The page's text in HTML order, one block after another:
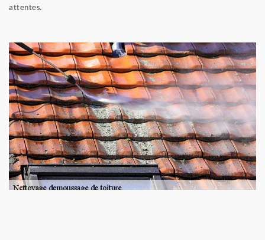
attentes.